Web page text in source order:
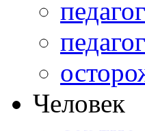
Человек